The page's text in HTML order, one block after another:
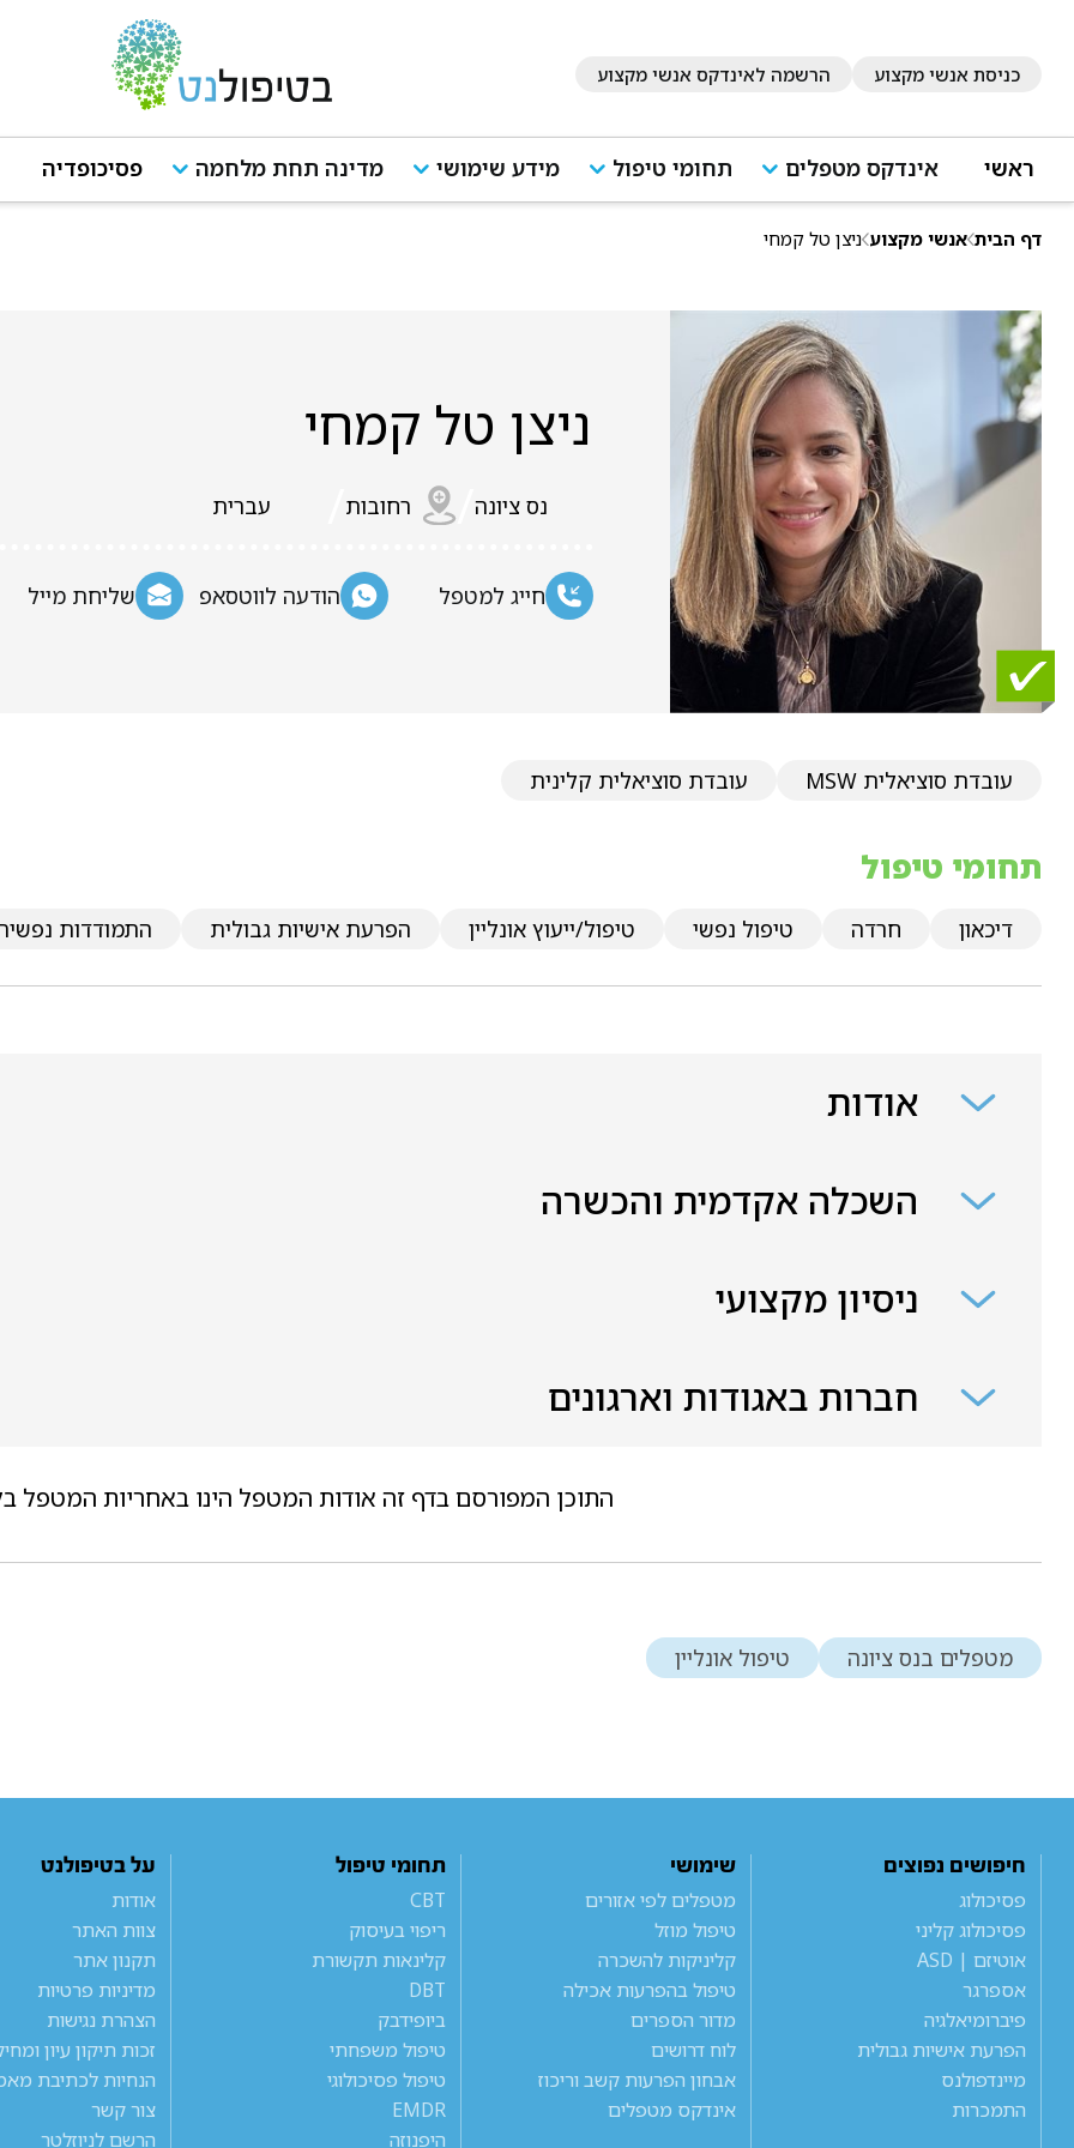
כניסת אנשי מקצוע הרשמה לאינדקס אנשי מקצוע
ראשי אינדקס מטפלים תחומי טיפול מידע שימושי מדינה תחת מלחמה פסיכופדיה
דף הבית אנשי מקצוע ניצן טל קמחי
ניצן טל קמחי
נס ציונה רחובות עברית
חייג למטפל הודעה לווטסאפ שליחת מייל
עובדת סוציאלית MSW עובדת סוציאלית קלינית
תחומי טיפול
דיכאון חרדה טיפול נפשי טיפול/ייעוץ אונליין הפרעת אישיות גבולית התמודדות
אודות
השכלה אקדמית והכשרה
ניסיון מקצועי
חברות באגודות וארגונים
התוכן המפורסם בדף זה אודות המטפל הינו באחריות המטפל
מטפלים בנס ציונה טיפול אונליין
חיפושים נפוצים
פסיכולוג
פסיכולוג קליני
אוטיזם | ASD
אספרגר
פיברומיאלגיה
הפרעת אישיות גבולית
מיינדפולנס
התמכרות
שימושי
מטפלים לפי אזורים
טיפול מוזל
קליניקות להשכרה
טיפול בהפרעות אכילה
מדור הספרים
לוח דרושים
אבחון הפרעות קשב וריכוז
אינדקס מטפלים
תחומי טיפול
CBT
ריפוי בעיסוק
קלינאות תקשורת
DBT
ביופידבק
טיפול משפחתי
טיפול פסיכולוגי
EMDR
היפנוזה
על בטיפולנט
אודות
צוות האתר
תקנון אתר
מדיניות פרטיות
הצהרת נגישות
זכות תיקון עיון
הנחיות לכתיבת
צור קשר
הרשם לניוזלטר